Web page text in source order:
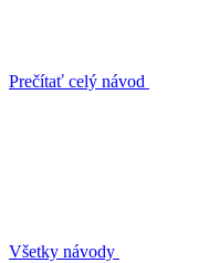
Prečítať celý návod
Všetky návody